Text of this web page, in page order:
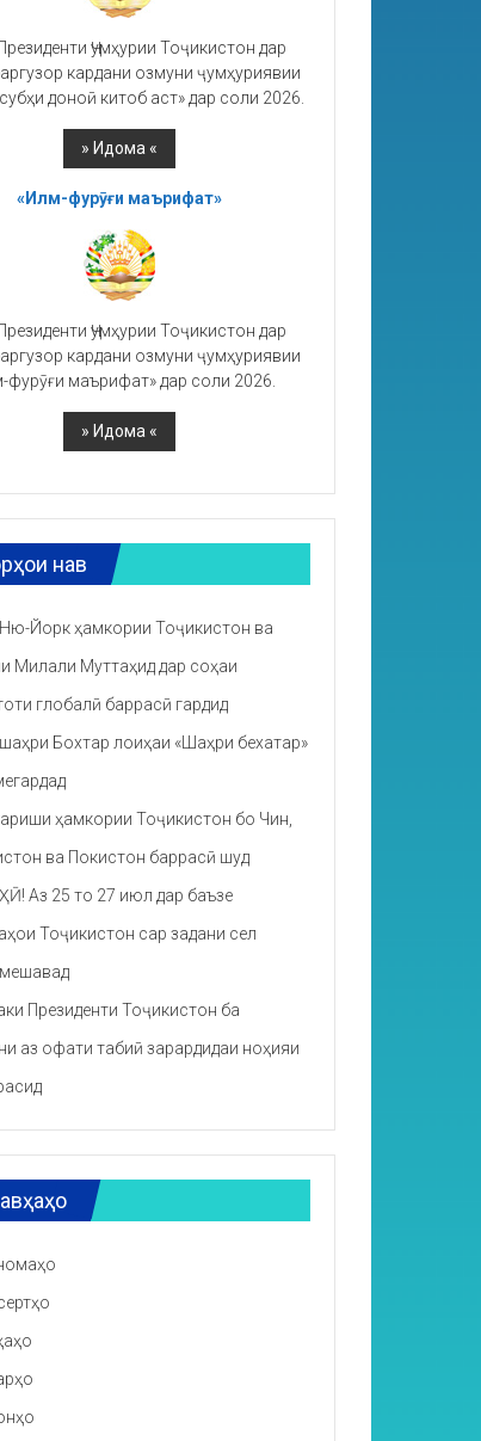
Ҷумҳурии Тоҷикистон дар
кардани озмуни ҷумҳуриявии
доноӣ китоб аст» дар соли 2026.
«Илм-фурӯғи маърифат»
Ҷумҳурии Тоҷикистон дар
кардани озмуни ҷумҳуриявии
фурӯғи маърифат» дар соли 2026.
нав
Йорк ҳамкории Тоҷикистон ва
Милали Муттаҳид дар соҳаи
глобалӣ баррасӣ гардид
Бохтар лоиҳаи «Шаҳри бехатар»
ҳамкории Тоҷикистон бо Чин,
ва Покистон баррасӣ шуд
Аз 25 то 27 июл дар баъзе
Тоҷикистон сар задани сел
Президенти Тоҷикистон ба
аз офати табиӣ зарардидаи ноҳияи